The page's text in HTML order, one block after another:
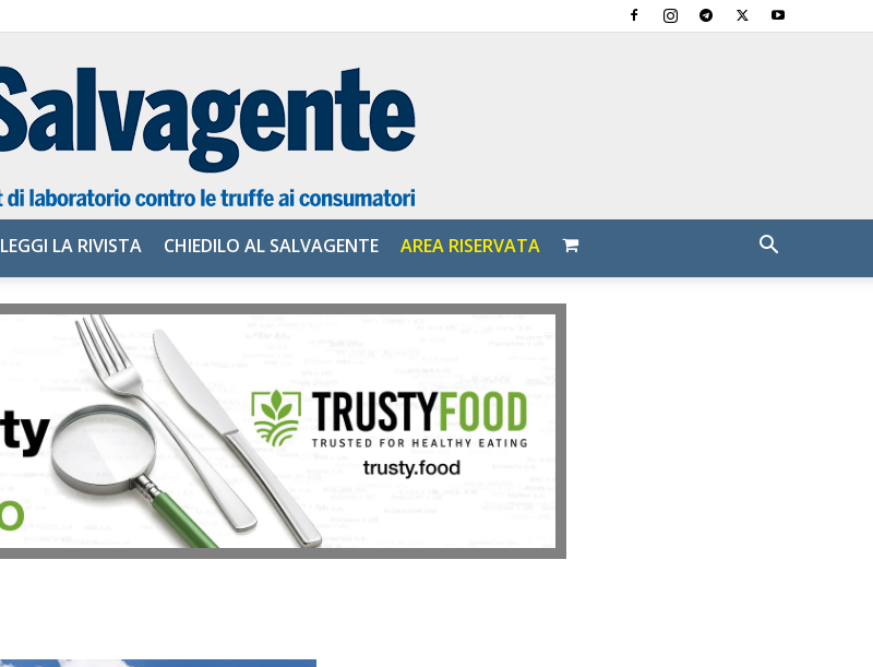
Salvagente
LEGGI LA RIVISTA CHIEDILO AL SALVAGENTE AREA RISERVATA